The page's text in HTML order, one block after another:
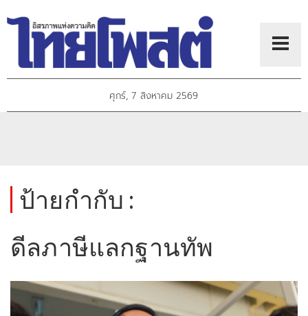
ศุกร์, 7 สิงหาคม 2569
ป้ายกำกับ :
ดีลภาษีแลกฐานทัพ